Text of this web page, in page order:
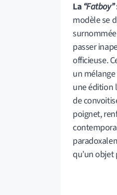
La “Fatboy”
modèle se
surnommée
passer
officieuse.
un
une édition
de
poignet,
qu’un objet